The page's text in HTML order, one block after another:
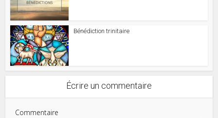
Bénédiction trinitaire
Écrire un commentaire
Commentaire